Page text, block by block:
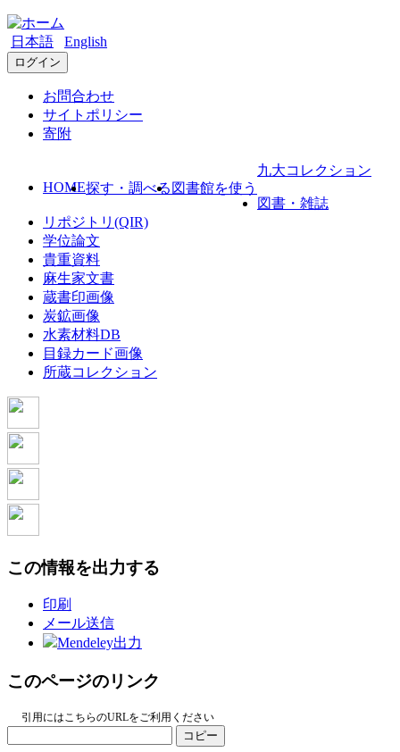
日本語 English
ログイン
お問合わせ
サイトポリシー
寄附
HOME探す・調べる 図書館を使う
九大コレクション
図書・雑誌
リポジトリ(QIR)
学位論文
貴重資料
麻生家文書
蔵書印画像
炭鉱画像
水素材料DB
目録カード画像
所蔵コレクション
この情報を出力する
印刷
メール送信
Mendeley出力
このページのリンク
引用にはこちらのURLをご利用ください
コピー